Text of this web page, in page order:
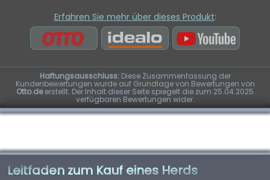
Erfahren Sie mehr über dieses Produkt:
Haftungsausschluss:Diese Zusammenfassung der
Kundenbewertungen wurde auf Grundlage von Bewertungen von
Otto.deerstellt. Der Inhalt dieser Seite spiegelt die zum 25.04.2025
verfügbaren Bewertungen wider.
Leitfaden zum Kauf eines Herds